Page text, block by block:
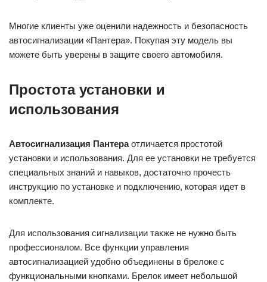
Многие клиенты уже оценили надежность и безопасность
автосигнализации «Пантера». Покупая эту модель вы
можете быть уверены в защите своего автомобиля.
Простота установки и
использования
Автосигнализация Пантераотличается простотой
установки и использования. Для ее установки не требуется
специальных знаний и навыков, достаточно прочесть
инструкцию по установке и подключению, которая идет в
комплекте.
Для использования сигнализации также не нужно быть
профессионалом. Все функции управления
автосигнализацией удобно объединены в брелоке с
функциональными кнопками. Брелок имеет небольшой